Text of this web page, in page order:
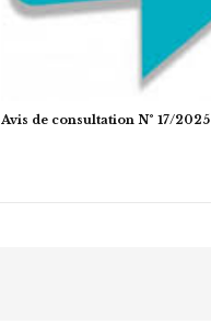
Avis de consultation N° 17/2025